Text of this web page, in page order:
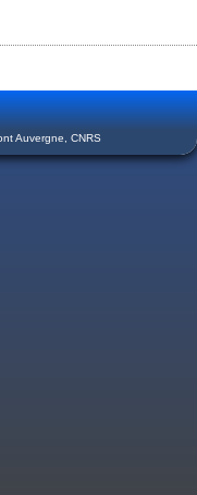
Auvergne, CNRS